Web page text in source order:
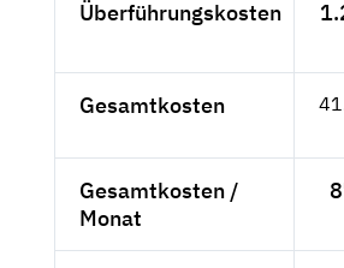
Überführungskosten
Gesamtkosten
Gesamtkosten /
Monat